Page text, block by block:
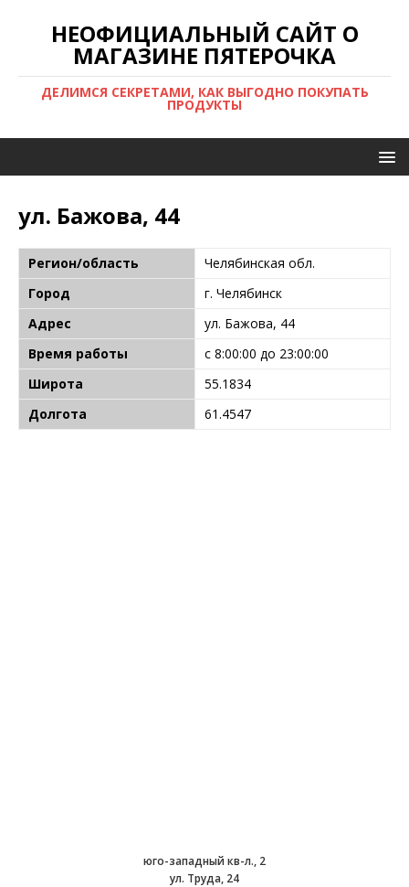
НЕОФИЦИАЛЬНЫЙ САЙТ О
МАГАЗИНЕ ПЯТЕРОЧКА
ДЕЛИМСЯ СЕКРЕТАМИ, КАК ВЫГОДНО ПОКУПАТЬ
ПРОДУКТЫ
ул. Бажова, 44
Регион/область
Челябинская обл.
Город
г. Челябинск
Адрес
ул. Бажова, 44
Время работы
с 8:00:00 до 23:00:00
Широта
55.1834
Долгота
61.4547
юго-западный кв-л., 2
ул. Труда, 24